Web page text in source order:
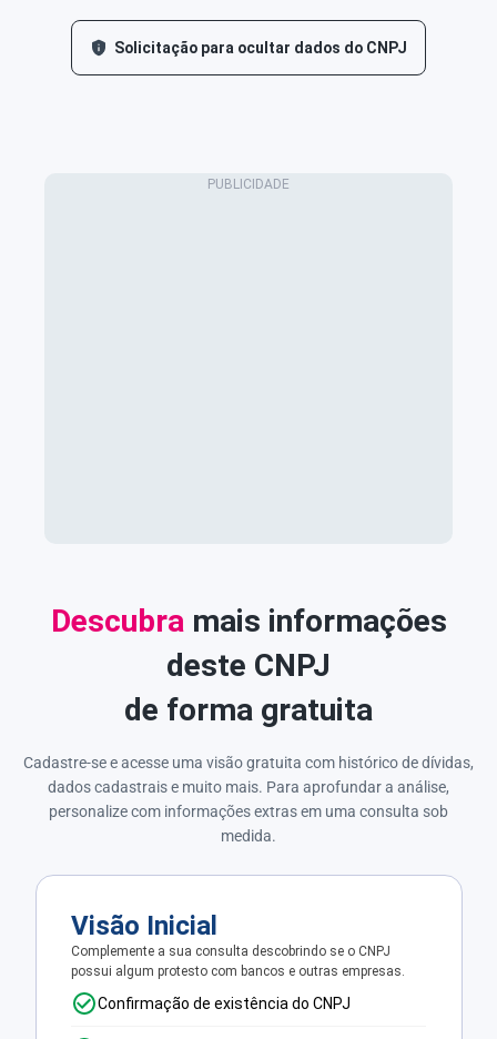
Solicitação para ocultar dados do CNPJ
Descubra mais informações
deste CNPJ
de forma gratuita
Cadastre-se e acesse uma visão gratuita com histórico de dívidas,
dados cadastrais e muito mais. Para aprofundar a análise,
personalize com informações extras em uma consulta sob
medida.
Visão Inicial
Complemente a sua consulta descobrindo se o CNPJ
possui algum protesto com bancos e outras empresas.
Confirmação de existência do CNPJ